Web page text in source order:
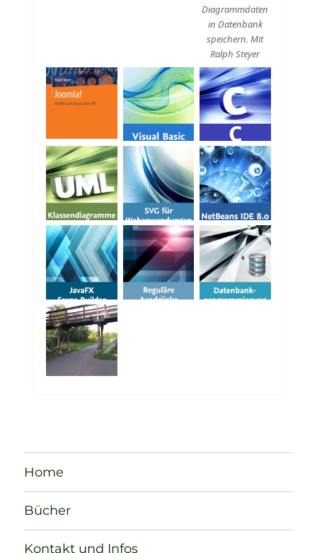
Diagrammdaten
in Datenbank
speichern. Mit
Ralph Steyer
Home
Bücher
Kontakt und Infos